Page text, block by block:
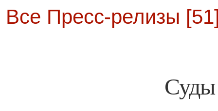
Все Пресс-релизы
Суды